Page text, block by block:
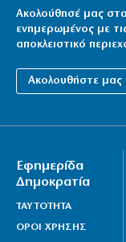
Ακολούθησέ μας
ενημερωμένος με
αποκλειστικό
Ακολουθήστε
Εφημερίδα
Δημοκρατία
ΤΑΥΤΟΤΗΤΑ
ΟΡΟΙ ΧΡΗΣΗΣ